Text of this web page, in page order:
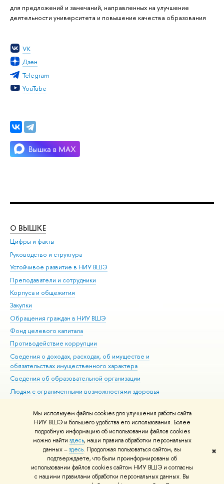
Мы используем файлы cookies для улучшения работы сайта
НИУ ВШЭ и большего удобства его использования. Более
подробную информацию об использовании файлов cookies
можно найти здесь, наши правила обработки персональных
данных –здесь. Продолжая пользоваться сайтом, вы
подтверждаете, что были проинформированы об
использовании файлов cookies сайтом НИУ ВШЭ и согласны
с нашими правилами обработки персональных данных. Вы
✖
для предложений и замечаний, направленных на улучшение
деятельности университета и повышение качества образования
VK
Дзен
Telegram
YouTube
О ВЫШКЕ
Цифры и факты
Руководство и структура
Устойчивое развитие в НИУ ВШЭ
Преподаватели и сотрудники
Корпуса и общежития
Закупки
Обращения граждан в НИУ ВШЭ
Фонд целевого капитала
Противодействие коррупции
Сведения о доходах, расходах, об имуществе и
обязательствах имущественного характера
Сведения об образовательной организации
Людям с ограниченными возможностями здоровья
Работа в Вышке
© НИУ ВШЭ 1993–2026 Адреса и контакты Условия использования
материалов Политика конфиденциальности Карта сайта